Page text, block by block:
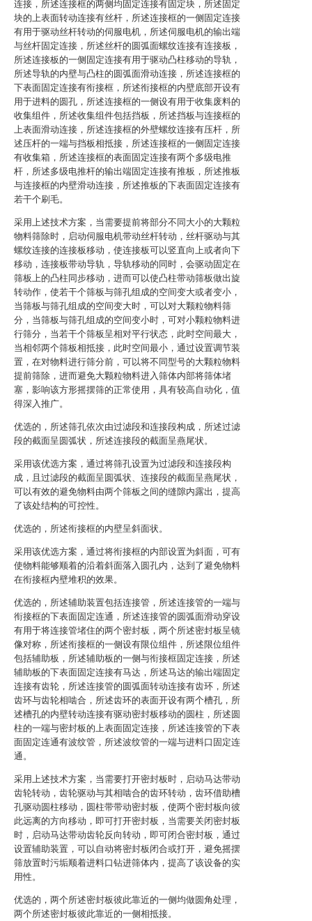
连接，所述连接框的两侧均固定连接有固定块，所述固定
块的上表面转动连接有丝杆，所述连接框的一侧固定连接
有用于驱动丝杆转动的伺服电机，所述伺服电机的输出端
与丝杆固定连接，所述丝杆的圆弧面螺纹连接有连接板，
所述连接板的一侧固定连接有用于驱动凸柱移动的导轨，
所述导轨的内壁与凸柱的圆弧面滑动连接，所述连接框的
下表面固定连接有衔接框，所述衔接框的内壁底部开设有
用于进料的圆孔，所述连接框的一侧设有用于收集废料的
收集组件，所述收集组件包括挡板，所述挡板与连接框的
上表面滑动连接，所述连接框的外壁螺纹连接有压杆，所
述压杆的一端与挡板相抵接，所述连接框的一侧固定连接
有收集箱，所述连接框的表面固定连接有两个多级电推
杆，所述多级电推杆的输出端固定连接有推板，所述推板
与连接框的内壁滑动连接，所述推板的下表面固定连接有
若干个刷毛。
采用上述技术方案，当需要提前将部分不同大小的大颗粒
物料筛除时，启动伺服电机带动丝杆转动，丝杆驱动与其
螺纹连接的连接板移动，使连接板可以竖直向上或者向下
移动，连接板带动导轨，导轨移动的同时，会驱动固定在
筛板上的凸柱同步移动，进而可以使凸柱带动筛板做出旋
转动作，使若干个筛板与筛孔组成的空间变大或者变小，
当筛板与筛孔组成的空间变大时，可以对大颗粒物料筛
分，当筛板与筛孔组成的空间变小时，可对小颗粒物料进
行筛分，当若干个筛板呈相对平行状态，此时空间最大，
当相邻两个筛板相抵接，此时空间最小，通过设置调节装
置，在对物料进行筛分前，可以将不同型号的大颗粒物料
提前筛除，进而避免大颗粒物料进入筛体内部将筛体堵
塞，影响该方形摇摆筛的正常使用，具有较高自动化，值
得深入推广。
优选的，所述筛孔依次由过滤段和连接段构成，所述过滤
段的截面呈圆弧状，所述连接段的截面呈燕尾状。
采用该优选方案，通过将筛孔设置为过滤段和连接段构
成，且过滤段的截面呈圆弧状、连接段的截面呈燕尾状，
可以有效的避免物料由两个筛板之间的缝隙内露出，提高
了该处结构的可控性。
优选的，所述衔接框的内壁呈斜面状。
采用该优选方案，通过将衔接框的内部设置为斜面，可有
使物料能够顺着的沿着斜面落入圆孔内，达到了避免物料
在衔接框内壁堆积的效果。
优选的，所述辅助装置包括连接管，所述连接管的一端与
衔接框的下表面固定连通，所述连接管的圆弧面滑动穿设
有用于将连接管堵住的两个密封板，两个所述密封板呈镜
像对称，所述衔接框的一侧设有限位组件，所述限位组件
包括辅助板，所述辅助板的一侧与衔接框固定连接，所述
辅助板的下表面固定连接有马达，所述马达的输出端固定
连接有齿轮，所述连接管的圆弧面转动连接有齿环，所述
齿环与齿轮相啮合，所述齿环的表面开设有两个槽孔，所
述槽孔的内壁转动连接有驱动密封板移动的圆柱，所述圆
柱的一端与密封板的上表面固定连接，所述连接管的下表
面固定连通有波纹管，所述波纹管的一端与进料口固定连
通。
采用上述技术方案，当需要打开密封板时，启动马达带动
齿轮转动，齿轮驱动与其相啮合的齿环转动，齿环借助槽
孔驱动圆柱移动，圆柱带带动密封板，使两个密封板向彼
此远离的方向移动，即可打开密封板，当需要关闭密封板
时，启动马达带动齿轮反向转动，即可闭合密封板，通过
设置辅助装置，可以自动将密封板闭合或打开，避免摇摆
筛放置时污垢顺着进料口钻进筛体内，提高了该设备的实
用性。
优选的，两个所述密封板彼此靠近的一侧均做圆角处理，
两个所述密封板彼此靠近的一侧相抵接。